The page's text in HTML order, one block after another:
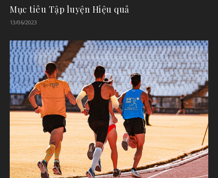
Mục tiêu Tập luyện Hiệu quả
13/06/2023